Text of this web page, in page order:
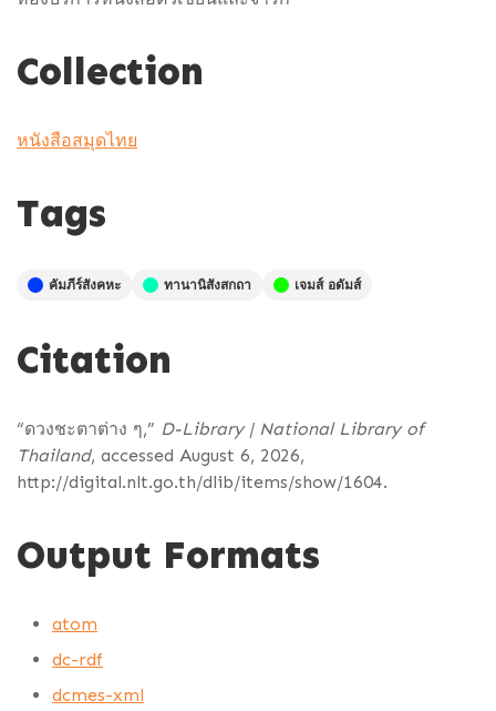
Collection
หนังสือสมุดไทย
Tags
คัมภีร์สังคหะ ทานานิสังสกถา เจมส์ อดัมส์
Citation
“ดวงชะตาต่าง ๆ,” D-Library | National Library of
Thailand, accessed August 6, 2026,
http://digital.nlt.go.th/dlib/items/show/1604.
Output Formats
atom
dc-rdf
dcmes-xml